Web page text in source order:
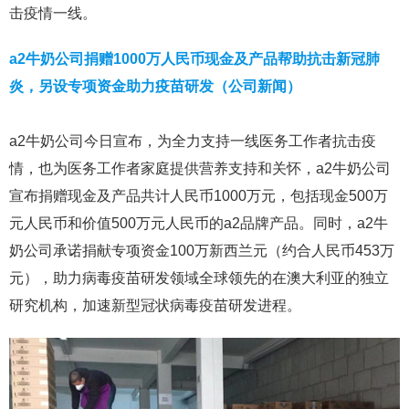
击疫情一线。
a2牛奶公司捐赠1000万人民币现金及产品帮助抗击新冠肺
炎，另设专项资金助力疫苗研发（公司新闻）
a2牛奶公司今日宣布，为全力支持一线医务工作者抗击疫
情，也为医务工作者家庭提供营养支持和关怀，a2牛奶公司
宣布捐赠现金及产品共计人民币1000万元，包括现金500万
元人民币和价值500万元人民币的a2品牌产品。同时，a2牛
奶公司承诺捐献专项资金100万新西兰元（约合人民币453万
元），助力病毒疫苗研发领域全球领先的在澳大利亚的独立
研究机构，加速新型冠状病毒疫苗研发进程。